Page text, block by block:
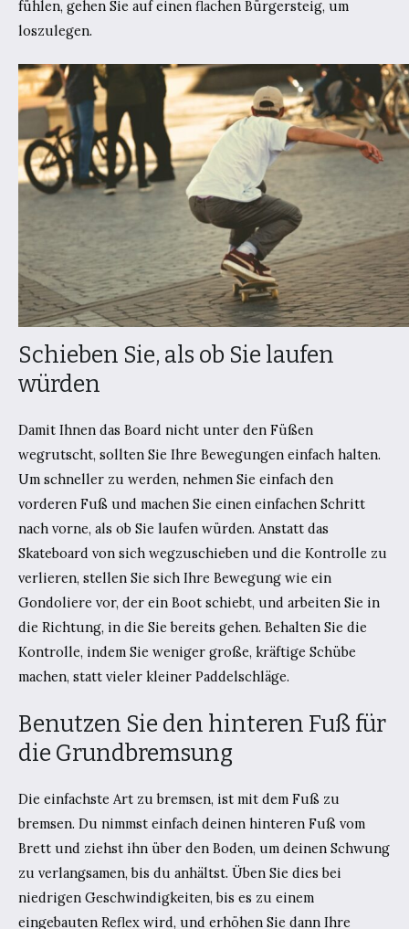
fühlen, gehen Sie auf einen flachen Bürgersteig, um
loszulegen.
Schieben Sie, als ob Sie laufen
würden
Damit Ihnen das Board nicht unter den Füßen
wegrutscht, sollten Sie Ihre Bewegungen einfach halten.
Um schneller zu werden, nehmen Sie einfach den
vorderen Fuß und machen Sie einen einfachen Schritt
nach vorne, als ob Sie laufen würden. Anstatt das
Skateboard von sich wegzuschieben und die Kontrolle zu
verlieren, stellen Sie sich Ihre Bewegung wie ein
Gondoliere vor, der ein Boot schiebt, und arbeiten Sie in
die Richtung, in die Sie bereits gehen. Behalten Sie die
Kontrolle, indem Sie weniger große, kräftige Schübe
machen, statt vieler kleiner Paddelschläge.
Benutzen Sie den hinteren Fuß für
die Grundbremsung
Die einfachste Art zu bremsen, ist mit dem Fuß zu
bremsen. Du nimmst einfach deinen hinteren Fuß vom
Brett und ziehst ihn über den Boden, um deinen Schwung
zu verlangsamen, bis du anhältst. Üben Sie dies bei
niedrigen Geschwindigkeiten, bis es zu einem
eingebauten Reflex wird, und erhöhen Sie dann Ihre